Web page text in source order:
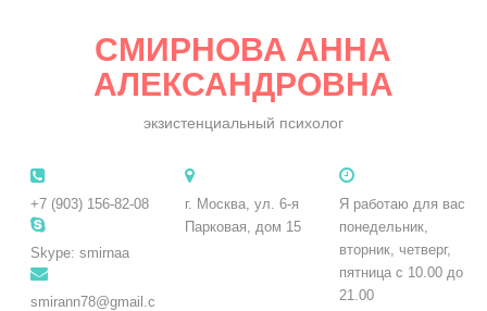
СМИРНОВА АННА
АЛЕКСАНДРОВНА
экзистенциальный психолог
Я работаю для вас
понедельник,
вторник, четверг,
пятница с 10.00 до
21.00
г. Москва, ул. 6-я
Парковая, дом 15
+7 (903) 156-82-08
Skype: smirnaa
smirann78@gmail.c